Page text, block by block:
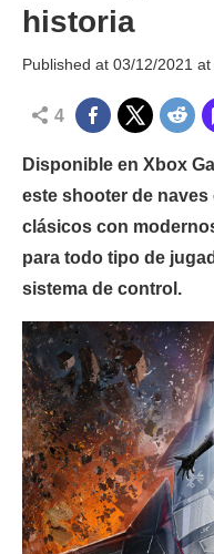
historia
Published at 03/12/2021
4
Disponible en Xbox
este shooter de
clásicos con
para todo tipo de
sistema de control.